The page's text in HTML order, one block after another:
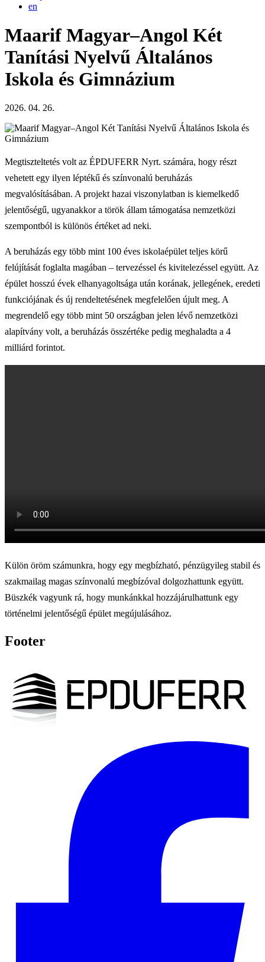
en
Maarif Magyar–Angol Két
Tanítási Nyelvű Általános
Iskola és Gimnázium
2026. 04. 26.
Megtiszteltetés volt az ÉPDUFERR Nyrt. számára, hogy részt
vehetett egy ilyen léptékű és színvonalú beruházás
megvalósításában. A projekt hazai viszonylatban is kiemelkedő
jelentőségű, ugyanakkor a török állam támogatása nemzetközi
szempontból is különös értéket ad neki.
A beruházás egy több mint 100 éves iskolaépület teljes körű
felújítását foglalta magában – tervezéssel és kivitelezéssel együtt. Az
épület hosszú évek elhanyagoltsága után korának, jellegének, eredeti
funkciójának és új rendeltetésének megfelelően újult meg. A
megrendelő egy több mint 50 országban jelen lévő nemzetközi
alapítvány volt, a beruházás összértéke pedig meghaladta a 4
milliárd forintot.
Külön öröm számunkra, hogy egy megbízható, pénzügyileg stabil és
szakmailag magas színvonalú megbízóval dolgozhattunk együtt.
Büszkék vagyunk rá, hogy munkánkkal hozzájárulhattunk egy
történelmi jelentőségű épület megújulásához.
Footer